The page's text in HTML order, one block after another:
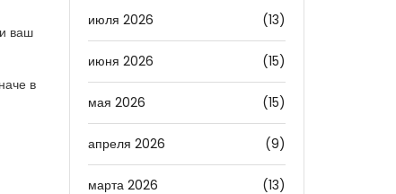
ваш
в
июля 2026 (13)
июня 2026 (15)
мая 2026 (15)
апреля 2026 (9)
марта 2026 (13)